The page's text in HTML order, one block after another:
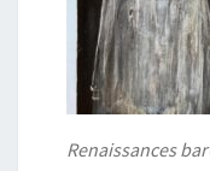
Renaissances